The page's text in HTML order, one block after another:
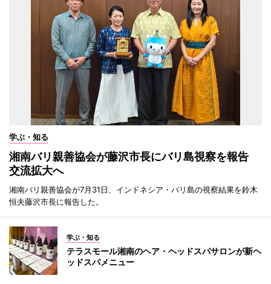
学ぶ・知る
湘南バリ親善協会が藤沢市長にバリ島視察を報告
交流拡大へ
湘南バリ親善協会が7月31日、インドネシア・バリ島の視察結果を鈴木
恒夫藤沢市長に報告した。
学ぶ・知る
テラスモール湘南のヘア・ヘッドスパサロンが新ヘ
ッドスパメニュー